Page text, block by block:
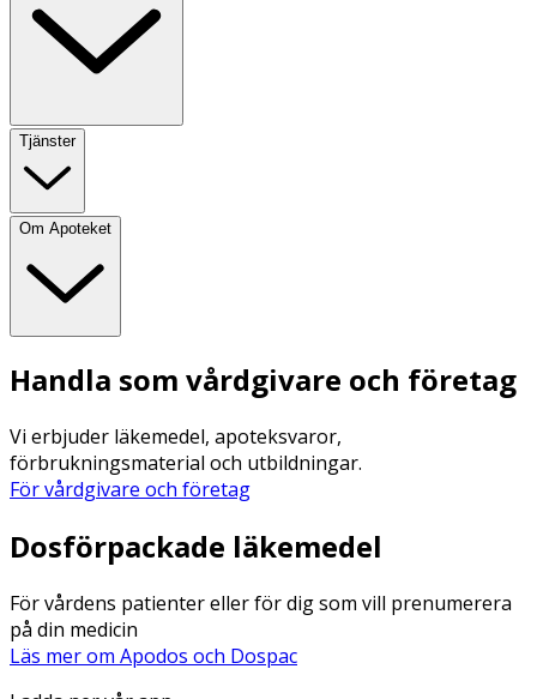
Tjänster
Om Apoteket
Handla som vårdgivare och företag
Vi erbjuder läkemedel, apoteksvaror,
förbrukningsmaterial och utbildningar.
För vårdgivare och företag
Dosförpackade läkemedel
För vårdens patienter eller för dig som vill prenumerera
på din medicin
Läs mer om Apodos och Dospac